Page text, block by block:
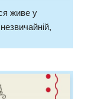
живе у